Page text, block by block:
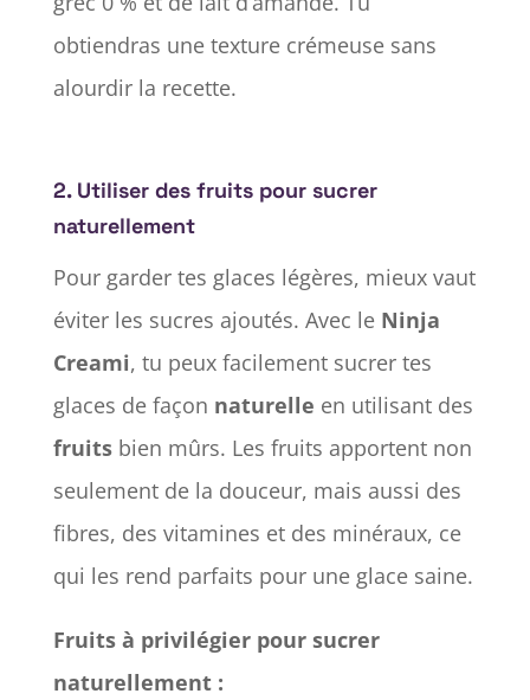
obtiendras une texture crémeuse sans
alourdir la recette.
2. Utiliser des fruits pour sucrer
naturellement
Pour garder tes glaces légères, mieux vaut
éviter les sucres ajoutés. Avec le Ninja
Creami, tu peux facilement sucrer tes
glaces de façon naturelle en utilisant des
fruitsbien mûrs. Les fruits apportent non
seulement de la douceur, mais aussi des
fibres, des vitamines et des minéraux, ce
qui les rend parfaits pour une glace saine.
Fruits à privilégier pour sucrer
naturellement :